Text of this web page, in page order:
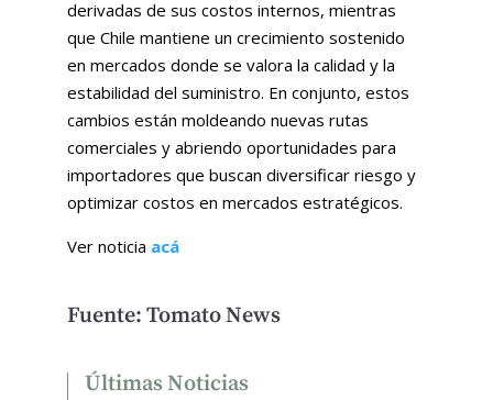
derivadas de sus costos internos, mientras
que Chile mantiene un crecimiento sostenido
en mercados donde se valora la calidad y la
estabilidad del suministro. En conjunto, estos
cambios están moldeando nuevas rutas
comerciales y abriendo oportunidades para
importadores que buscan diversificar riesgo y
optimizar costos en mercados estratégicos.
Ver noticia acá
Fuente: Tomato News
Últimas Noticias